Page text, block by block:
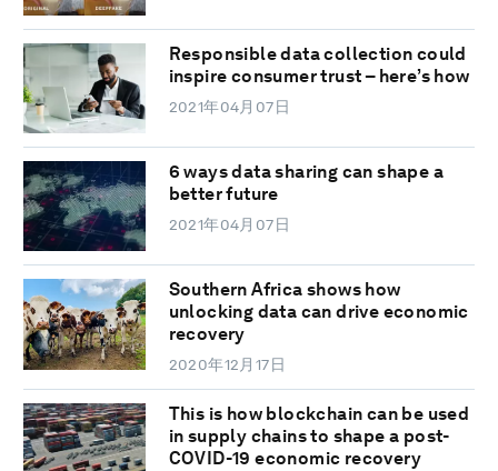
Responsible data collection could
inspire consumer trust – here’s how
2021年04月07日
6 ways data sharing can shape a
better future
2021年04月07日
Southern Africa shows how
unlocking data can drive economic
recovery
2020年12月17日
This is how blockchain can be used
in supply chains to shape a post-
COVID-19 economic recovery